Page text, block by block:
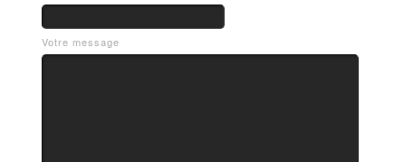
Votre message